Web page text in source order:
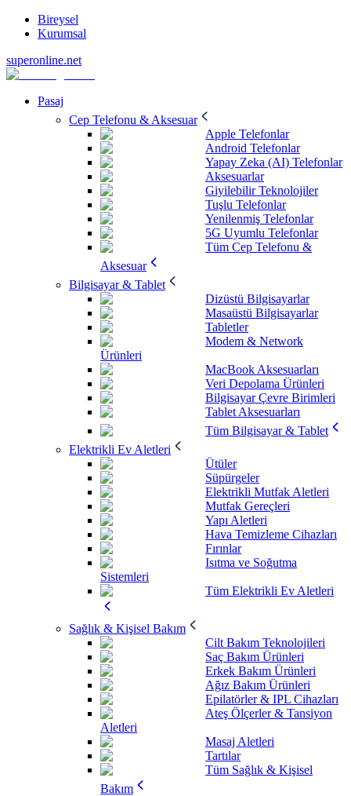
Bireysel
Kurumsal
superonline.net
Pasaj
Cep Telefonu & Aksesuar
Apple Telefonlar
Android Telefonlar
Yapay Zeka (AI) Telefonlar
Aksesuarlar
Giyilebilir Teknolojiler
Tuşlu Telefonlar
Yenilenmiş Telefonlar
5G Uyumlu Telefonlar
Tüm Cep Telefonu &
Aksesuar
Bilgisayar & Tablet
Dizüstü Bilgisayarlar
Masaüstü Bilgisayarlar
Tabletler
Modem & Network
Ürünleri
MacBook Aksesuarları
Veri Depolama Ürünleri
Bilgisayar Çevre Birimleri
Tablet Aksesuarları
Tüm Bilgisayar & Tablet
Elektrikli Ev Aletleri
Ütüler
Süpürgeler
Elektrikli Mutfak Aletleri
Mutfak Gereçleri
Yapı Aletleri
Hava Temizleme Cihazları
Fırınlar
Isıtma ve Soğutma
Sistemleri
Tüm Elektrikli Ev Aletleri
Sağlık & Kişisel Bakım
Cilt Bakım Teknolojileri
Saç Bakım Ürünleri
Erkek Bakım Ürünleri
Ağız Bakım Ürünleri
Epilatörler & IPL Cihazları
Ateş Ölçerler & Tansiyon
Aletleri
Masaj Aletleri
Tartılar
Tüm Sağlık & Kişisel
Bakım